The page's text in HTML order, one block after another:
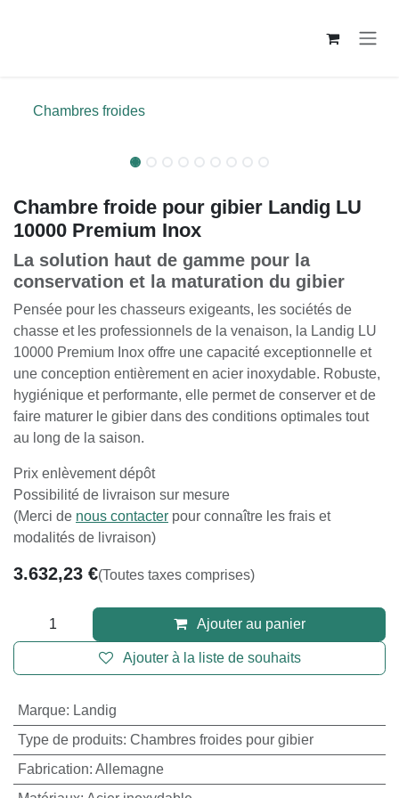
Chambres froides
Chambre froide pour gibier Landig LU
10000 Premium Inox
La solution haut de gamme pour la
conservation et la maturation du gibier
Pensée pour les chasseurs exigeants, les sociétés de
chasse et les professionnels de la venaison, la Landig LU
10000 Premium Inox offre une capacité exceptionnelle et
une conception entièrement en acier inoxydable. Robuste,
hygiénique et performante, elle permet de conserver et de
faire maturer le gibier dans des conditions optimales tout
au long de la saison.
Prix enlèvement dépôt
Possibilité de livraison sur mesure
(Merci de nous contacter pour connaître les frais et
modalités de livraison)
3.632,23 €(Toutes taxes comprises)
Ajouter au panier
Ajouter à la liste de souhaits
Marque: Landig
Type de produits:Chambres froides pour gibier
Fabrication: Allemagne